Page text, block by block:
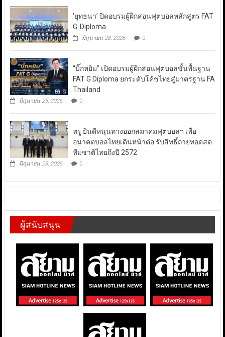
‘ยุทธนา’ ปิดอบรมผู้ฝึกสอนฟุตบอลหลักสูตร FAT
G-Diploma
มิถุนายน 28, 2026 0
“บิ๊กหยิม” เปิดอบรมผู้ฝึกสอนฟุตบอลขั้นพื้นฐาน
FAT G Diploma ยกระดับโค้ชไทยสู่มาตรฐาน FA
Thailand
มิถุนายน 25, 2026 0
ทรู ยินดีหนุนทางออกสมาคมฟุตบอลฯ เพื่อ
อนาคตบอลไทยเดินหน้าต่อ รับสิทธิ์ถ่ายทอดสด
ทีมชาติไทยถึงปี 2572
มิถุนายน 25, 2026 0
ผู้สนับสนุน